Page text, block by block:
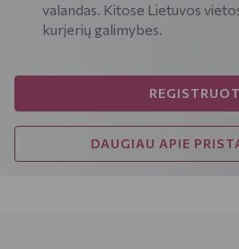
valandas. Kitose Lietuvos
kurjerių galimybes.
DAUGIAU APIE